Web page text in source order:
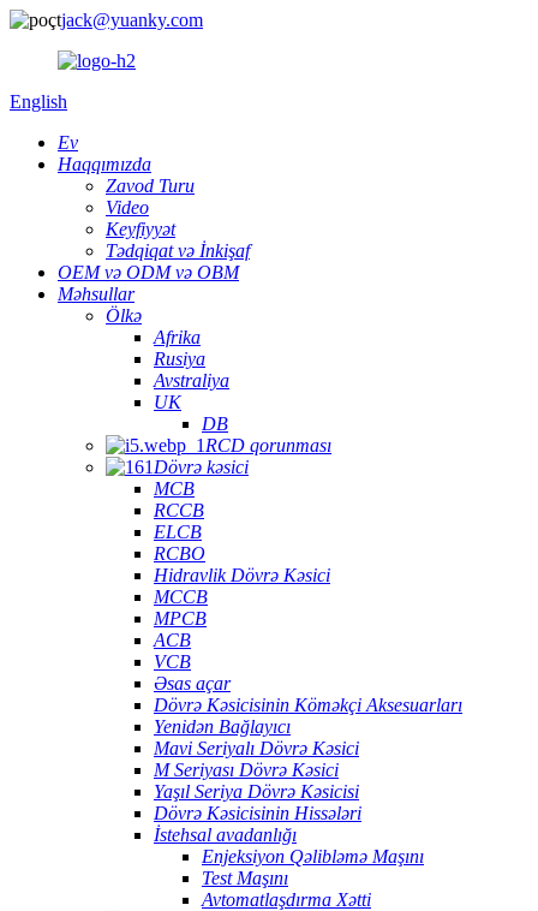
jack@yuanky.com
English
Ev
Haqqımızda
Zavod Turu
Video
Keyfiyyət
Tədqiqat və İnkişaf
OEM və ODM və OBM
Məhsullar
Ölkə
Afrika
Rusiya
Avstraliya
UK
DB
RCD qorunması
Dövrə kəsici
MCB
RCCB
ELCB
RCBO
Hidravlik Dövrə Kəsici
MCCB
MPCB
ACB
VCB
Əsas açar
Dövrə Kəsicisinin Köməkçi Aksesuarları
Yenidən Bağlayıcı
Mavi Seriyalı Dövrə Kəsici
M Seriyası Dövrə Kəsici
Yaşıl Seriya Dövrə Kəsicisi
Dövrə Kəsicisinin Hissələri
İstehsal avadanlığı
Enjeksiyon Qəlibləmə Maşını
Test Maşını
Avtomatlaşdırma Xətti